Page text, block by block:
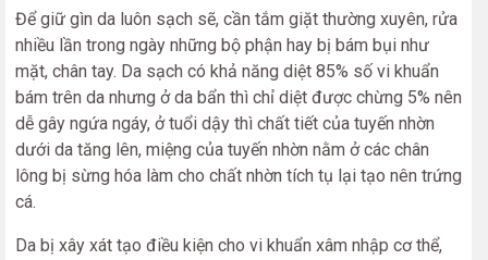
Để giữ gìn da luôn sạch sẽ, cần tắm giặt thường xuyên, rửa
nhiều lần trong ngày những bộ phận hay bị bám bụi như
mặt, chân tay. Da sạch có khả năng diệt 85% số vi khuẩn
bám trên da nhưng ở da bẩn thì chỉ diệt được chừng 5% nên
dễ gây ngứa ngáy, ở tuổi dậy thì chất tiết của tuyến nhờn
dưới da tăng lên, miệng của tuyến nhờn nằm ở các chân
lông bị sừng hóa làm cho chất nhờn tích tụ lại tạo nên trứng
cá.
Da bị xây xát tạo điều kiện cho vi khuẩn xâm nhập cơ thể,